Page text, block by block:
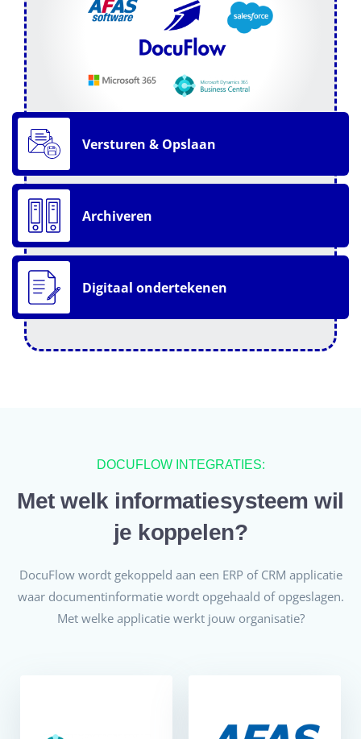
Versturen & Opslaan
Archiveren
Digitaal ondertekenen
DOCUFLOW INTEGRATIES:
Met welk informatiesysteem wil
je koppelen?
DocuFlow wordt gekoppeld aan een ERP of CRM applicatie
waar documentinformatie wordt opgehaald of opgeslagen.
Met welke applicatie werkt jouw organisatie?